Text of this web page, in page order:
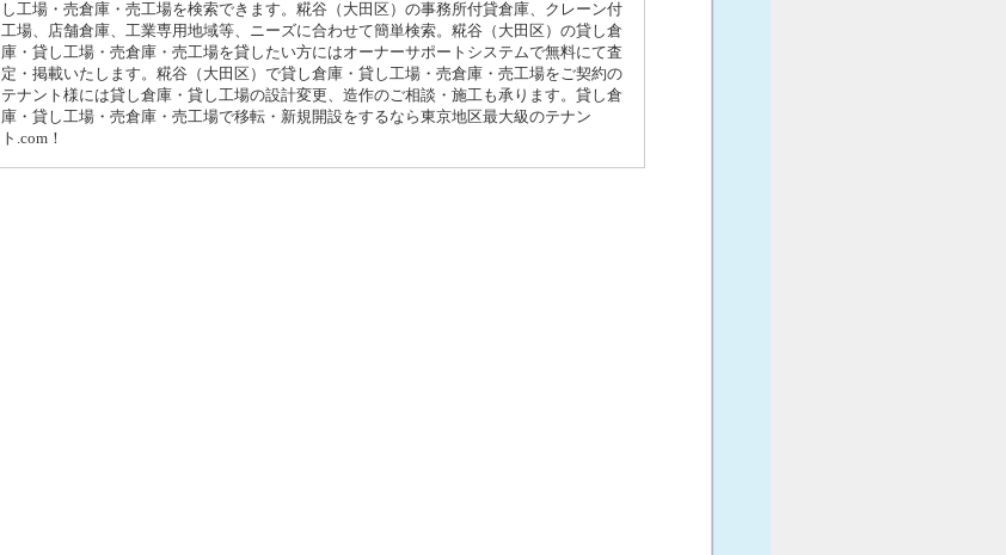
し工場・売倉庫・売工場を検索できます。糀谷（大田区）の事務所付貸倉庫、クレーン付
工場、店舗倉庫、工業専用地域等、ニーズに合わせて簡単検索。糀谷（大田区）の貸し倉
庫・貸し工場・売倉庫・売工場を貸したい方にはオーナーサポートシステムで無料にて査
定・掲載いたします。糀谷（大田区）で貸し倉庫・貸し工場・売倉庫・売工場をご契約の
テナント様には貸し倉庫・貸し工場の設計変更、造作のご相談・施工も承ります。貸し倉
庫・貸し工場・売倉庫・売工場で移転・新規開設をするなら東京地区最大級のテナン
ト.com！